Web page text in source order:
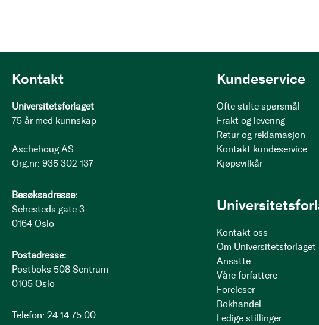
Kontakt
Universitetsforlaget
75 år med kunnskap
Aschehoug AS
Org.nr: 935 302 137
Besøksadresse:
Sehesteds gate 3
0164 Oslo
Postadresse:
Postboks 508 Sentrum
0105 Oslo
Telefon: 24 14 75 00
Kundeservice
Ofte stilte spørsmål
Frakt og levering
Retur og reklamasjon
Kontakt kundeservice
Kjøpsvilkår
Kontakt oss
Om Universitetsforlaget
Ansatte
Våre forfattere
Foreleser
Bokhandel
Ledige stillinger